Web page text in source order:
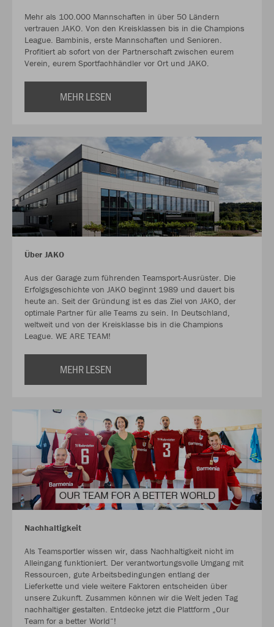
Mehr als 100.000 Mannschaften in über 50 Ländern
vertrauen JAKO. Von den Kreisklassen bis in die Champions
League. Bambinis, erste Mannschaften und Senioren.
Profitiert ab sofort von der Partnerschaft zwischen eurem
Verein, eurem Sportfachhändler vor Ort und JAKO.
MEHR LESEN
Über JAKO
Aus der Garage zum führenden Teamsport-Ausrüster. Die
Erfolgsgeschichte von JAKO beginnt 1989 und dauert bis
heute an. Seit der Gründung ist es das Ziel von JAKO, der
optimale Partner für alle Teams zu sein. In Deutschland,
weltweit und von der Kreisklasse bis in die Champions
League. WE ARE TEAM!
MEHR LESEN
Nachhaltigkeit
Als Teamsportler wissen wir, dass Nachhaltigkeit nicht im
Alleingang funktioniert. Der verantwortungsvolle Umgang mit
Ressourcen, gute Arbeitsbedingungen entlang der
Lieferkette und viele weitere Faktoren entscheiden über
unsere Zukunft. Zusammen können wir die Welt jeden Tag
nachhaltiger gestalten. Entdecke jetzt die Plattform „Our
Team for a better World“!